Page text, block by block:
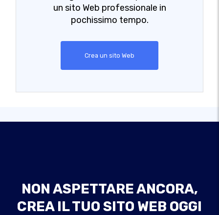
un sito Web professionale in
pochissimo tempo.
Crea un sito Web
NON ASPETTARE ANCORA,
CREA IL TUO SITO WEB OGGI